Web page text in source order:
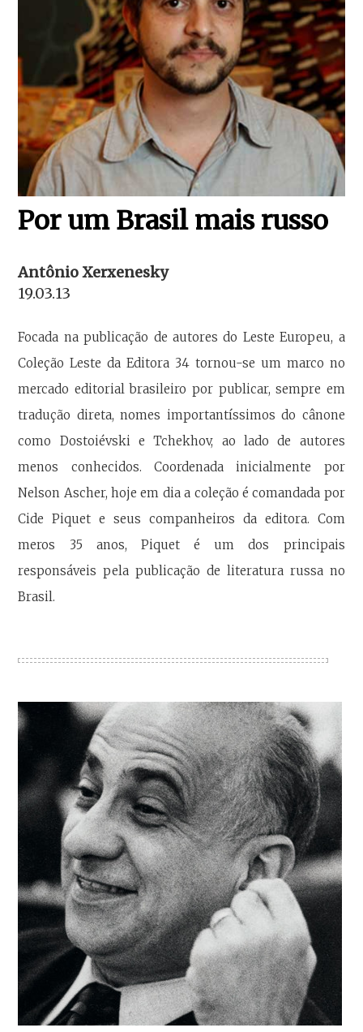
Por um Brasil mais russo
Antônio Xerxenesky
19.03.13
Focada na publicação de autores do Leste Europeu, a
Coleção Leste da Editora 34 tornou-se um marco no
mercado editorial brasileiro por publicar, sempre em
tradução direta, nomes importantíssimos do cânone
como Dostoiévski e Tchekhov, ao lado de autores
menos conhecidos. Coordenada inicialmente por
Nelson Ascher, hoje em dia a coleção é comandada por
Cide Piquet e seus companheiros da editora. Com
meros 35 anos, Piquet é um dos principais
responsáveis pela publicação de literatura russa no
Brasil.